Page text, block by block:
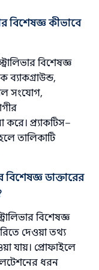
বিশেষজ্ঞ কীভাবে
বিশেষজ্ঞ
ব্যাকগ্রাউন্ড,
সংযোগ,
প্র্যাকটিস–
তালিকাটি
বিশেষজ্ঞ ডাক্তারের
বিশেষজ্ঞ
দেওয়া তথ্য
যায়। প্রোফাইলে
ধরন